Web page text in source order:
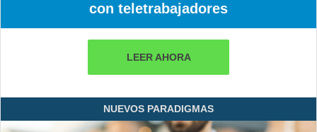
con teletrabajadores
LEER AHORA
NUEVOS PARADIGMAS